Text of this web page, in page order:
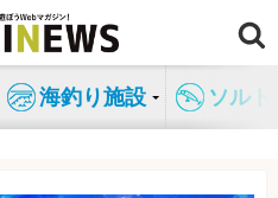
海釣り施設 ソル